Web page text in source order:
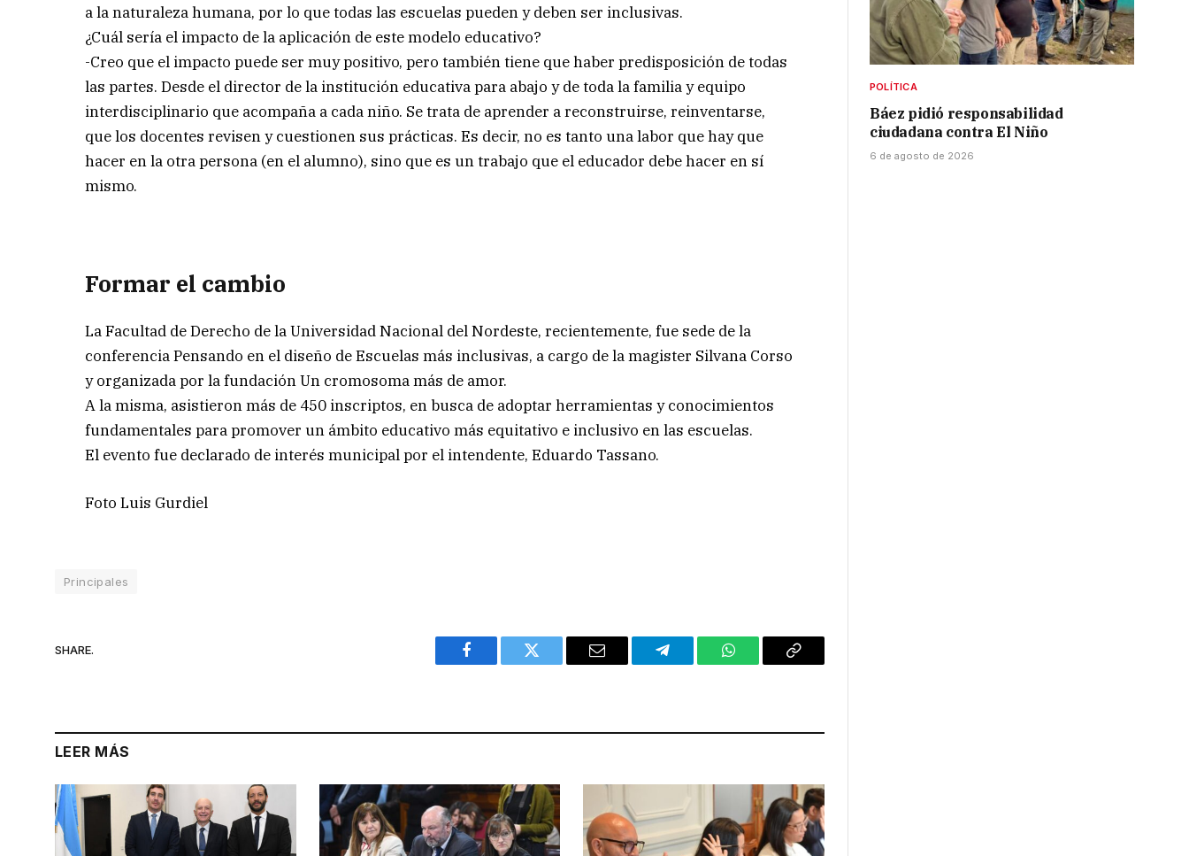
a la naturaleza humana, por lo que todas las escuelas pueden y deben ser inclusivas.
¿Cuál sería el impacto de la aplicación de este modelo educativo?
-Creo que el impacto puede ser muy positivo, pero también tiene que haber predisposición de todas
las partes. Desde el director de la institución educativa para abajo y de toda la familia y equipo
interdisciplinario que acompaña a cada niño. Se trata de aprender a reconstruirse, reinventarse,
que los docentes revisen y cuestionen sus prácticas. Es decir, no es tanto una labor que hay que
hacer en la otra persona (en el alumno), sino que es un trabajo que el educador debe hacer en sí
mismo.
Formar el cambio
La Facultad de Derecho de la Universidad Nacional del Nordeste, recientemente, fue sede de la
conferencia Pensando en el diseño de Escuelas más inclusivas, a cargo de la magister Silvana Corso
y organizada por la fundación Un cromosoma más de amor.
A la misma, asistieron más de 450 inscriptos, en busca de adoptar herramientas y conocimientos
fundamentales para promover un ámbito educativo más equitativo e inclusivo en las escuelas.
El evento fue declarado de interés municipal por el intendente, Eduardo Tassano.
Foto Luis Gurdiel
Principales
SHARE.
Facebook Twitter Email Telegram WhatsAppCopy
LEER MÁS
POLÍTICA
Báez pidió responsabilidad
ciudadana contra El Niño
6 de agosto de 2026